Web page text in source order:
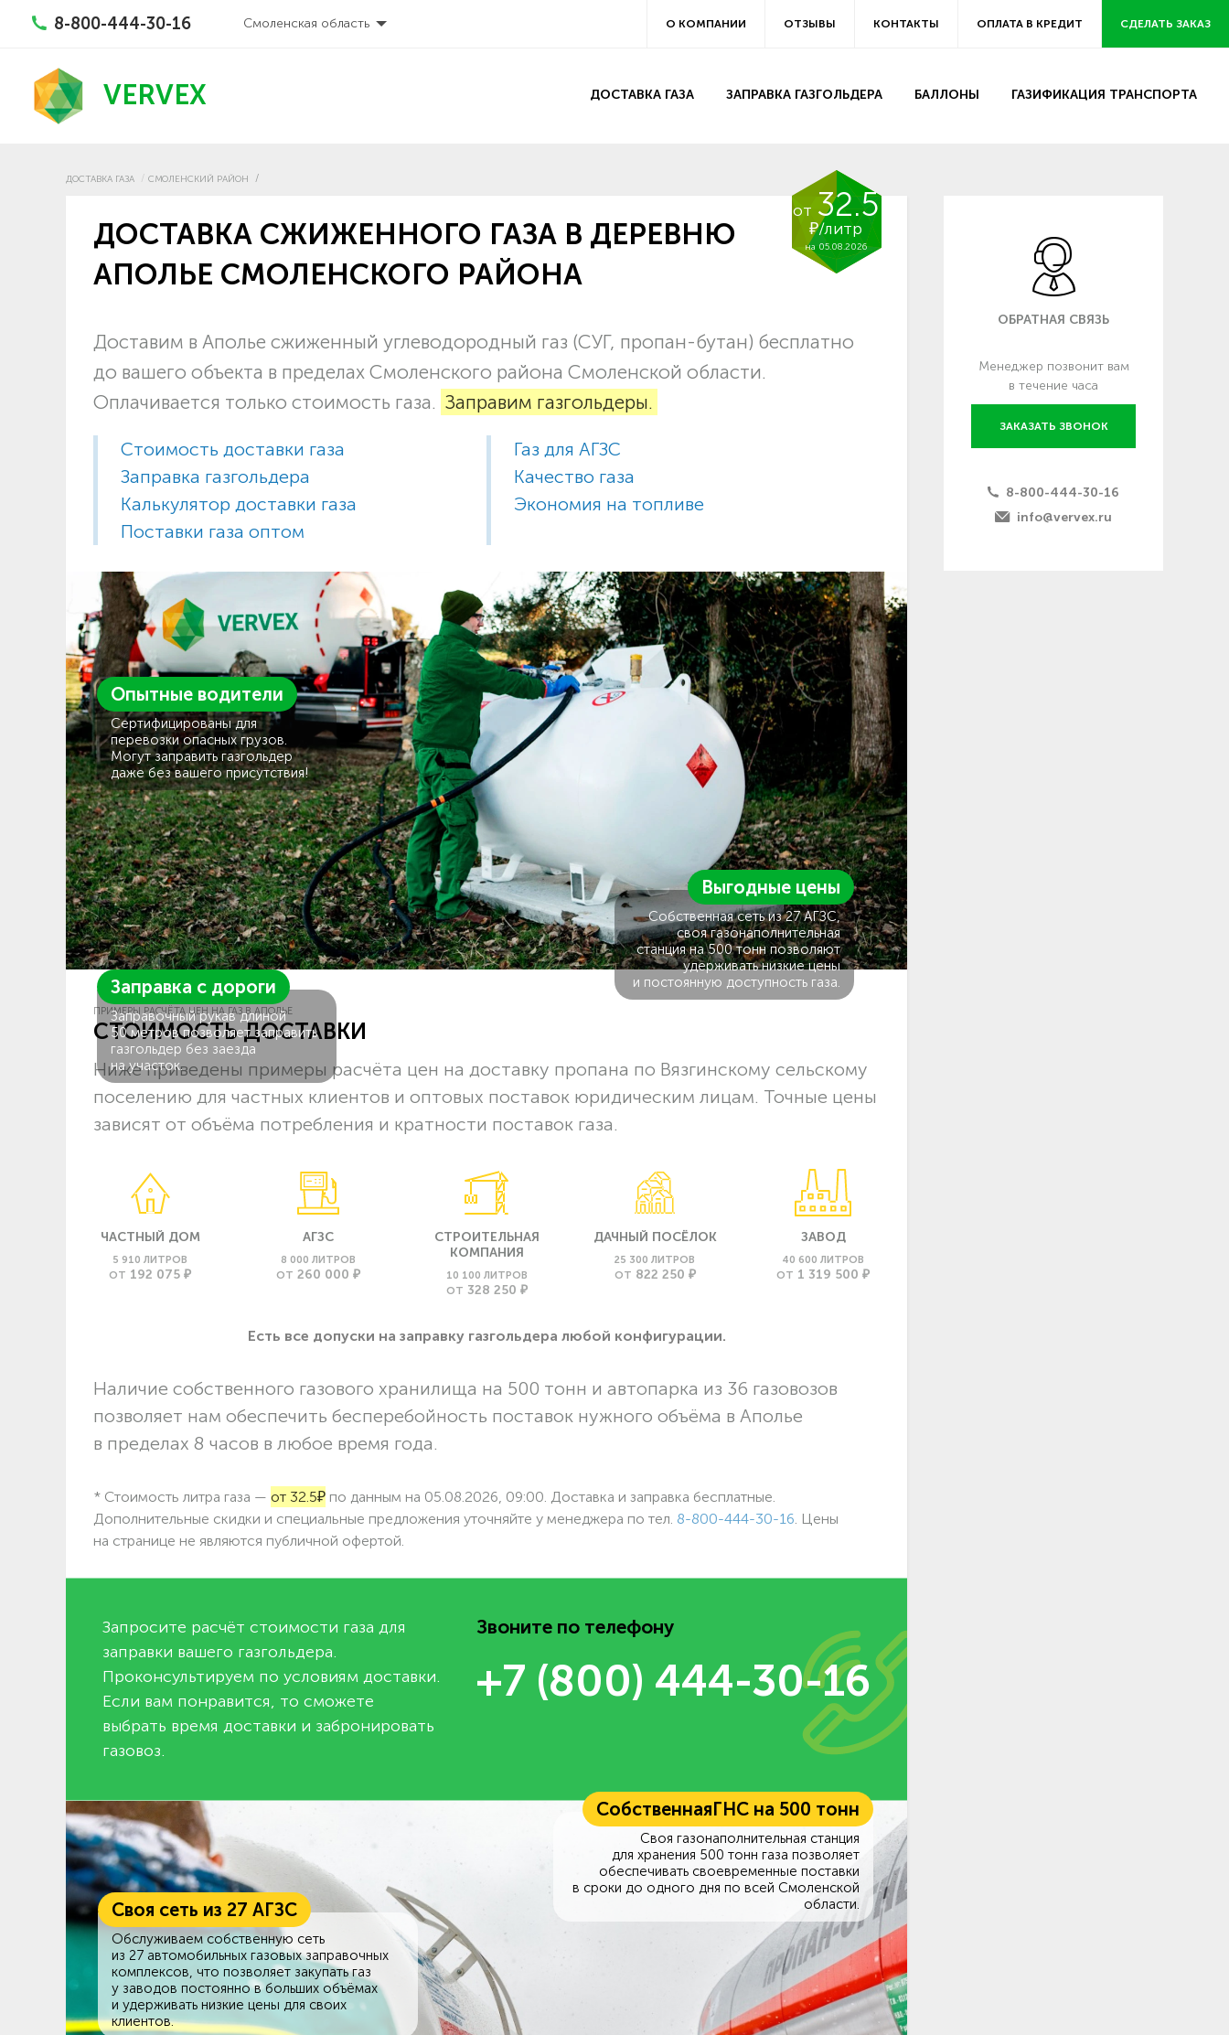
8-800-444-30-16 Смоленская область О КОМПАНИИ ОТЗЫВЫ КОНТАКТЫ ОПЛАТА В КРЕДИТ СДЕЛАТЬ ЗАКАЗ
VERVEX ДОСТАВКА ГАЗА ЗАПРАВКА ГАЗГОЛЬДЕРА БАЛЛОНЫ ГАЗИФИКАЦИЯ ТРАНСПОРТА
ДОСТАВКА ГАЗА СМОЛЕНСКИЙ РАЙОН
от 32.5
₽/литр
на 05.08.2026
ДОСТАВКА СЖИЖЕННОГО ГАЗА В ДЕРЕВНЮ
АПОЛЬЕ СМОЛЕНСКОГО РАЙОНА
Доставим в Аполье сжиженный углеводородный газ (СУГ, пропан-бутан) бесплатно
до вашего объекта в пределах Смоленского района Смоленской области.
Оплачивается только стоимость газа. Заправим газгольдеры.
Стоимость доставки газа
Заправка газгольдера
Калькулятор доставки газа
Поставки газа оптом
Газ для АГЗС
Качество газа
Экономия на топливе
Опытные водители
Сертифицированы для
перевозки опасных грузов.
Могут заправить газгольдер
даже без вашего присутствия!
Заправка с дороги
Заправочный рукав длиной
50 метров позволяет заправить
газгольдер без заезда
на участок.
Выгодные цены
Собственная сеть из 27 АГЗС,
своя газонаполнительная
станция на 500 тонн позволяют
удерживать низкие цены
и постоянную доступность газа.
ПРИМЕРЫ РАСЧЁТА ЦЕН НА ГАЗ В АПОЛЬЕ
СТОИМОСТЬ ДОСТАВКИ
Ниже приведены примеры расчёта цен на доставку пропана по Вязгинскому сельскому
поселению для частных клиентов и оптовых поставок юридическим лицам. Точные цены
зависят от объёма потребления и кратности поставок газа.
ЧАСТНЫЙ ДОМ
5 910 ЛИТРОВ
ОТ 192 075 ₽
АГЗС
8 000 ЛИТРОВ
ОТ 260 000 ₽
СТРОИТЕЛЬНАЯ
КОМПАНИЯ
10 100 ЛИТРОВ
ОТ 328 250 ₽
ДАЧНЫЙ ПОСЁЛОК
25 300 ЛИТРОВ
ОТ 822 250 ₽
ЗАВОД
40 600 ЛИТРОВ
ОТ 1 319 500 ₽
Есть все допуски нa заправку газгольдера любой конфигурации.
Наличие собственного газового хранилища на 500 тонн и автопарка из 36 газовозов
позволяет нам обеспечить бесперебойность поставок нужного объёма в Аполье
в пределах 8 часов в любое время года.
* Стоимость литра газа — от 32.5₽ по данным на 05.08.2026, 09:00. Доставка и заправка бесплатные.
Дополнительные скидки и специальные предложения уточняйте у менеджера по тел. 8-800-444-30-16 . Цены
на странице не являются публичной офертой.
Запросите расчёт стоимости газа для
заправки вашего газгольдера.
Проконсультируем по условиям доставки.
Если вам понравится, то сможете
выбрать время доставки и забронировать
газовоз.
Звоните по телефону
+7 (800) 444-30-16
СобственнаяГНС на 500 тонн
Своя газонаполнительная станция
для хранения 500 тонн газа позволяет
обеспечивать своевременные поставки
в сроки до одного дня по всей Смоленской
области.
Своя сеть из 27 АГЗС
Обслуживаем собственную сеть
из 27 автомобильных газовых заправочных
комплексов, что позволяет закупать газ
у заводов постоянно в больших объёмах
и удерживать низкие цены для своих
клиентов.
ОБРАТНАЯ СВЯЗЬ
Менеджер позвонит вам
в течение часа
ЗАКАЗАТЬ ЗВОНОК
8-800-444-30-16
info@vervex.ru